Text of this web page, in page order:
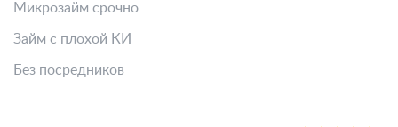
Микрозайм срочно
Займ с плохой КИ
Без посредников